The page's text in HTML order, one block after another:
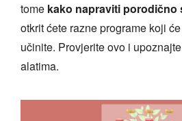
tome kako napraviti porodično
otkrit ćete razne programe koji
učinite. Provjerite ovo i
alatima.